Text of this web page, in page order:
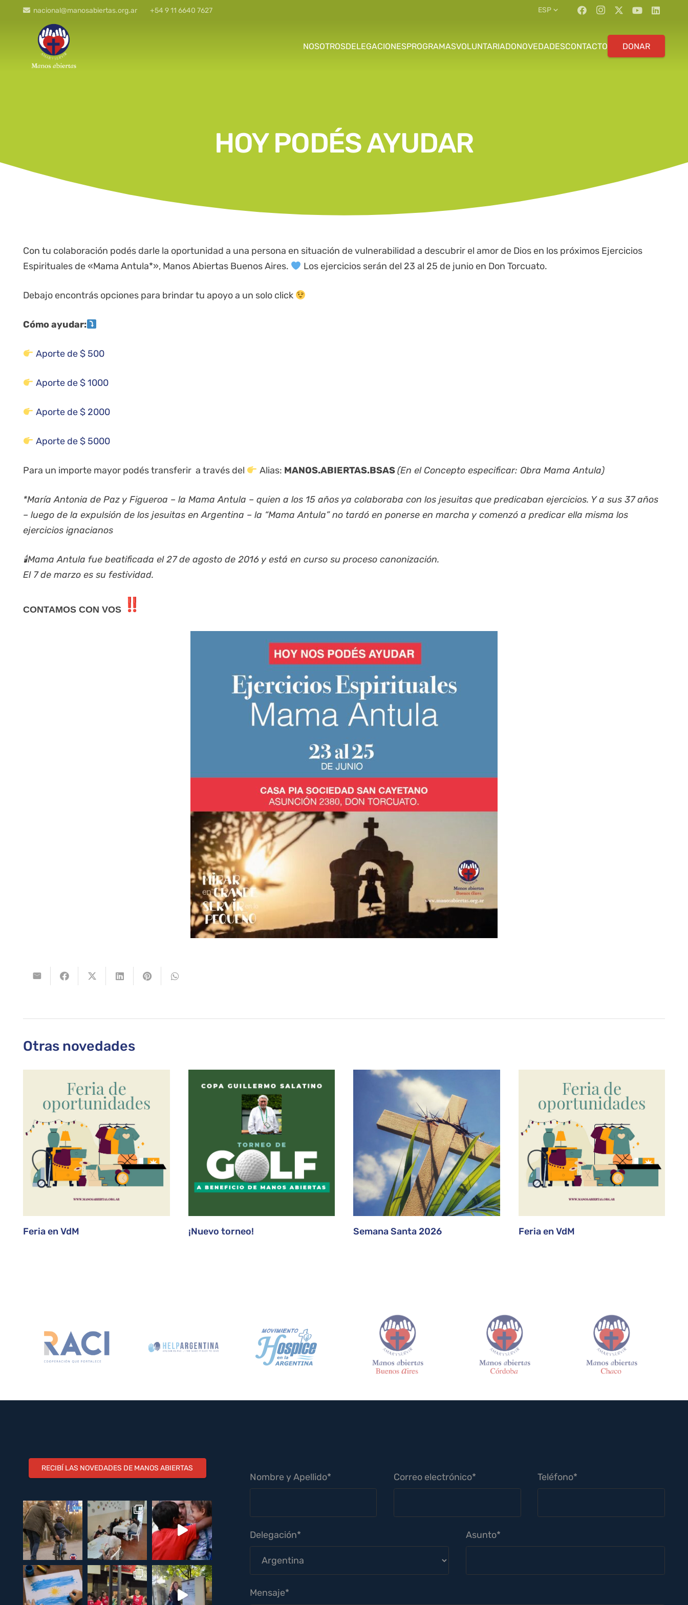
nacional@manosabiertas.org.ar +54 9 11 6640 7627 ESP
NOSOTROSDELEGACIONESPROGRAMASVOLUNTARIADONOVEDADESCONTACTO DONAR
HOY PODÉS AYUDAR
Con tu colaboración podés darle la oportunidad a una persona en situación de vulnerabilidad a descubrir el amor de Dios en los próximos Ejercicios
Espirituales de «Mama Antula*», Manos Abiertas Buenos Aires.
Los ejercicios serán del 23 al 25 de junio en Don Torcuato.
Debajo encontrás opciones para brindar tu apoyo a un solo click
Cómo ayudar:
Aporte de $ 500
Aporte de $ 1000
Aporte de $ 2000
Aporte de $ 5000
Para un importe mayor podés transferir a través del Alias: MANOS.ABIERTAS.BSAS(En el Concepto especificar: Obra Mama Antula)
*María Antonia de Paz y Figueroa – la Mama Antula – quien a los 15 años ya colaboraba con los jesuitas que predicaban ejercicios. Y a sus 37 años
– luego de la expulsión de los jesuitas en Argentina – la “Mama Antula” no tardó en ponerse en marcha y comenzó a predicar ella misma los
ejercicios ignacianos
🕯Mama Antula fue beatificada el 27 de agosto de 2016 y está en curso su proceso canonización.
El 7 de marzo es su festividad.
CONTAMOS CON VOS
Otras novedades
Feria en VdM ¡Nuevo torneo! Semana Santa 2026 Feria en VdM
RECIBÍ LAS NOVEDADES DE MANOS ABIERTAS
Nombre y Apellido* Correo electrónico* Teléfono*
Delegación* Asunto*
Mensaje*